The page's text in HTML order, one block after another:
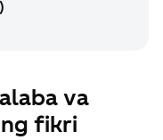
va
fikri